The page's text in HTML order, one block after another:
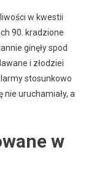
w kwestii
90. kradzione
ginęły spod
i złodziei
stosunkowo
nie uruchamiały, a
w